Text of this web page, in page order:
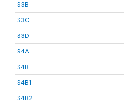
S3B
S3C
S3D
S4A
S4B
S4B1
S4B2